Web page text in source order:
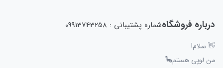
درباره فروشگاهشماره پشتیبانی : 09913743258
👋 سلام!
من لوپی هستم🦕